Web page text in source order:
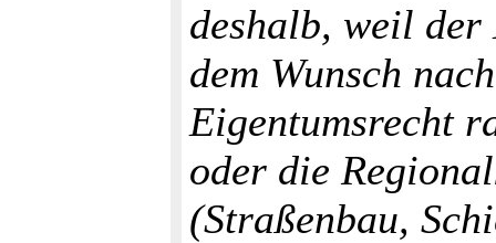
deshalb, weil der
dem Wunsch
Eigentumsrecht
oder die
(Straßenbau,